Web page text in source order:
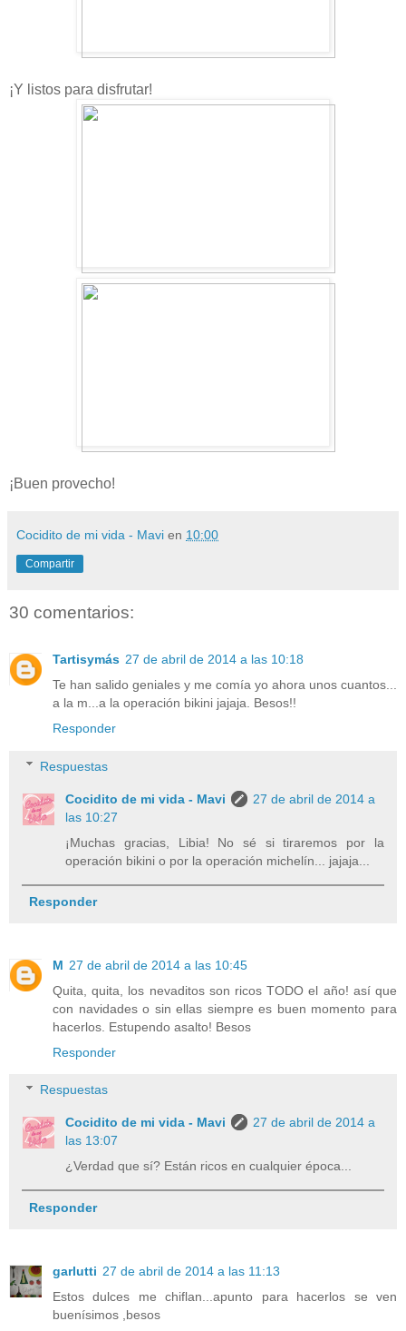
¡Y listos para disfrutar!
¡Buen provecho!
Cocidito de mi vida - Mavi en 10:00
Compartir
30 comentarios:
Tartisymás 27 de abril de 2014 a las 10:18
Te han salido geniales y me comía yo ahora unos cuantos...
a la m...a la operación bikini jajaja. Besos!!
Responder
Respuestas
Cocidito de mi vida - Mavi
27 de abril de 2014 a
las 10:27
¡Muchas gracias, Libia! No sé si tiraremos por la
operación bikini o por la operación michelín... jajaja...
Responder
M 27 de abril de 2014 a las 10:45
Quita, quita, los nevaditos son ricos TODO el año! así que
con navidades o sin ellas siempre es buen momento para
hacerlos. Estupendo asalto! Besos
Responder
Respuestas
Cocidito de mi vida - Mavi
27 de abril de 2014 a
las 13:07
¿Verdad que sí? Están ricos en cualquier época...
Responder
garlutti 27 de abril de 2014 a las 11:13
Estos dulces me chiflan...apunto para hacerlos se ven
buenísimos ,besos